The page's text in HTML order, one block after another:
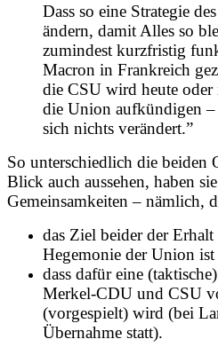
Dass so eine Strategie
ändern, damit Alles so
zumindest kurzfristig
Macron in Frankreich
die CSU wird heute oder
die Union aufkündigen
sich nichts verändert.”
So unterschiedlich die beiden
Blick auch aussehen, haben
Gemeinsamkeiten – nämlich,
das Ziel beider derErhalt
Hegemonie der Union ist
dass dafür eine (
Merkel-CDU und CSU
(vorgespielt) wird (bei
Übernahme statt).